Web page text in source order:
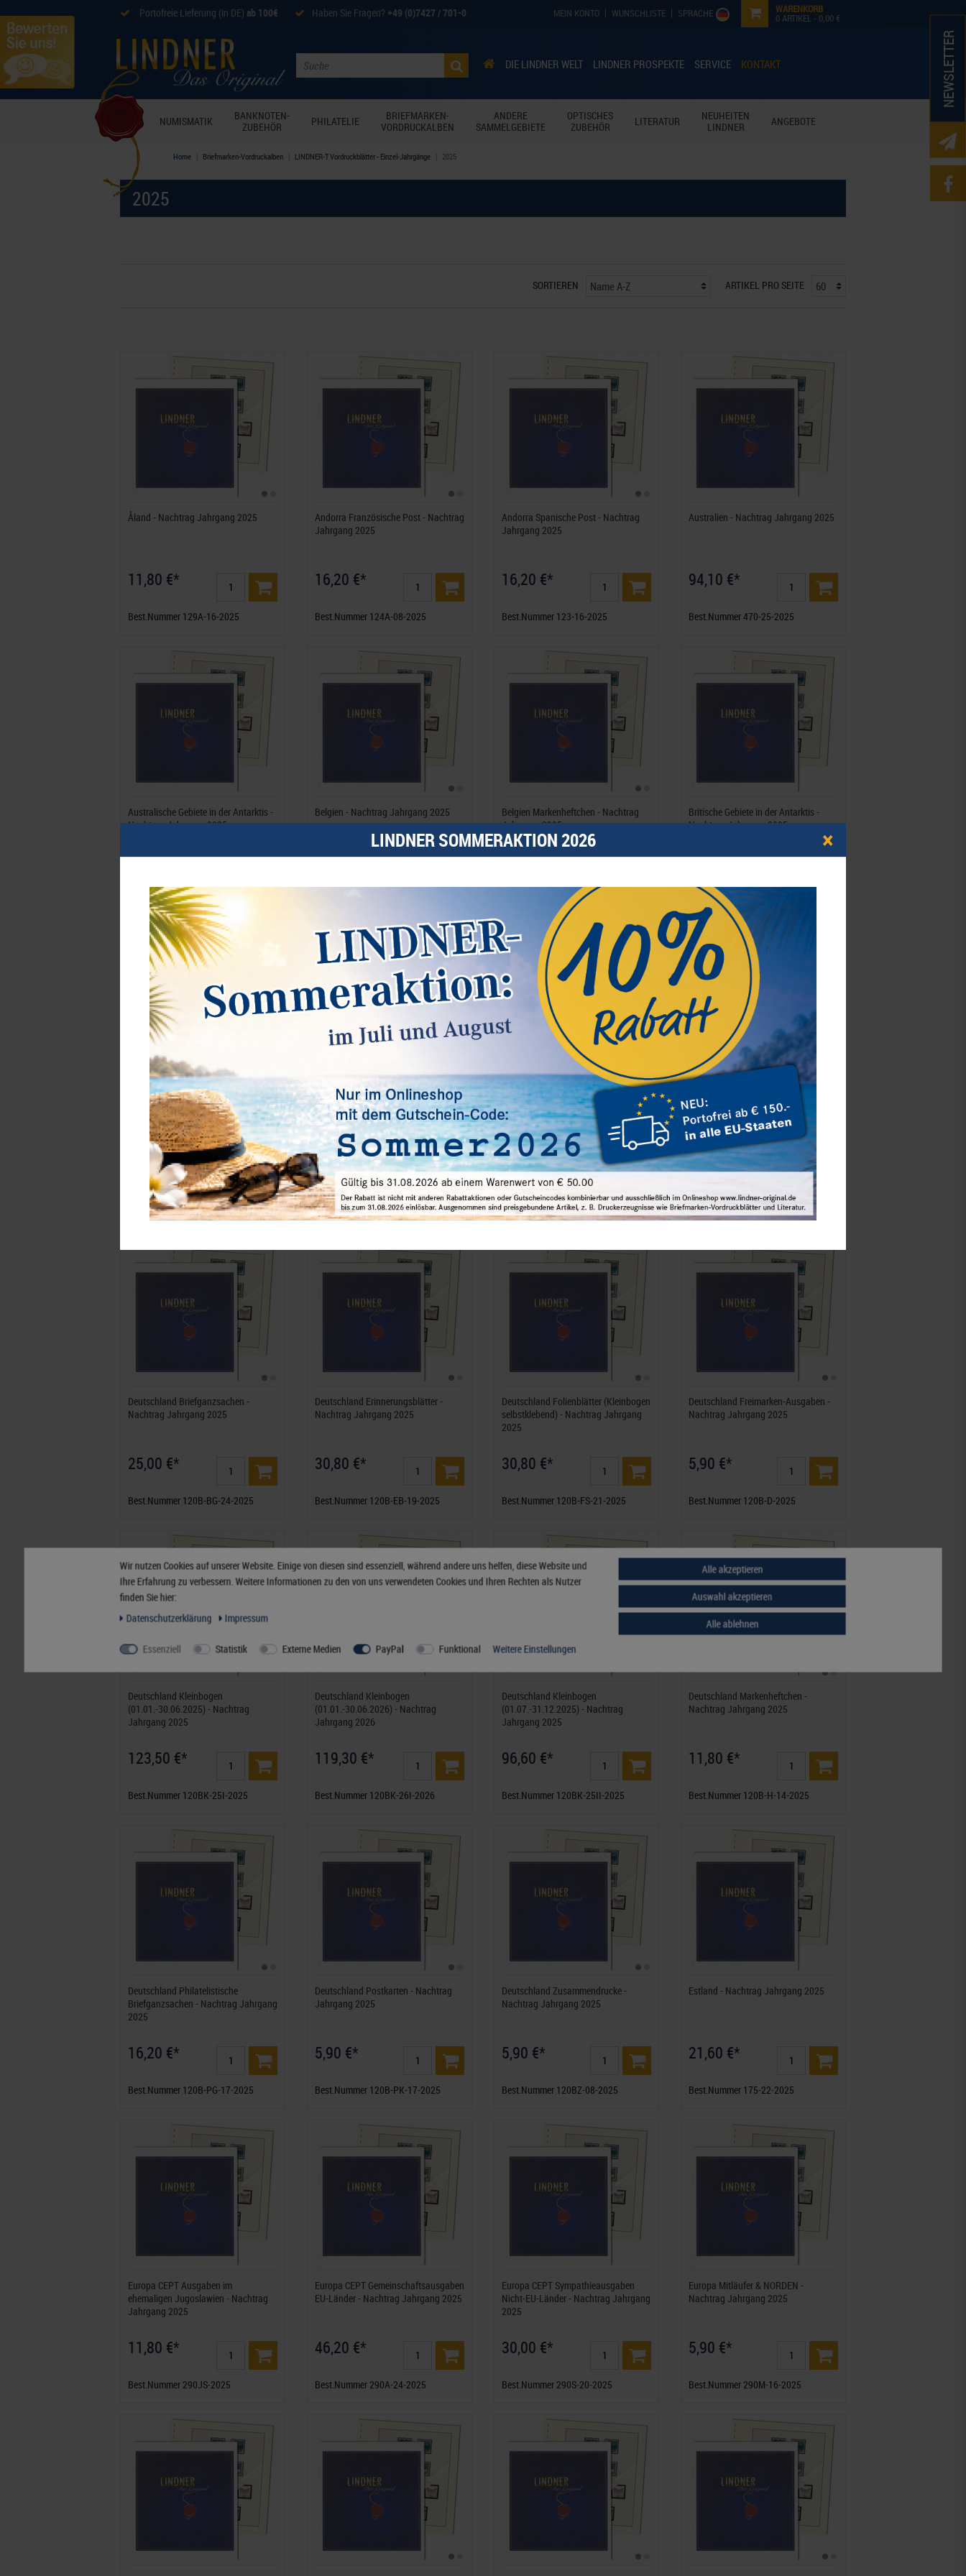
Portofreie Lieferung (in DE) ab 100€ Haben Sie Fragen? +49 (0)7427 / 701-0 MEIN KONTO WUNSCHLISTE SPRACHE WARENKORB
0ARTIKEL - 0,00 €
DIE LINDNER WELT LINDNER PROSPEKTE SERVICE KONTAKT NEWSLETTER
NUMISMATIK
BANKNOTEN-
ZUBEHÖR
PHILATELIE
BRIEFMARKEN-
VORDRUCKALBEN
ANDERE
SAMMELGEBIETE
OPTISCHES
ZUBEHÖR
LITERATUR
NEUHEITEN
LINDNER
ANGEBOTE
Home Briefmarken-Vordruckalben LINDNER-T Vordruckblätter - Einzel-Jahrgänge 2025
2025
SORTIEREN ARTIKEL PRO SEITE
Åland - Nachtrag Jahrgang 2025
11,80 €*
Best.Nummer 129A-16-2025
Andorra Französische Post - Nachtrag
Jahrgang 2025
16,20 €*
Best.Nummer 124A-08-2025
Andorra Spanische Post - Nachtrag
Jahrgang 2025
16,20 €*
Best.Nummer 123-16-2025
Australien - Nachtrag Jahrgang 2025
94,10 €*
Best.Nummer 470-25-2025
Australische Gebiete in der Antarktis -
Nachtrag Jahrgang 2025
Best.Nummer 471-2025
Belgien - Nachtrag Jahrgang 2025
Belgien Markenheftchen - Nachtrag
Jahrgang 2025
Best.Nummer 126R-16-2025
Britische Gebiete in der Antarktis -
Nachtrag Jahrgang 2025
Best.Nummer 405-09-2025
China, Volksrepublik - Nachtrag
Jahrgang 2025
50,40 €*
Best.Nummer 159-24-2025
Dänemark - Nachtrag Jahrgang 2025
16,20 €*
Best.Nummer 128-17-2025
Deutschland - Nachtrag Jahrgang
2025
46,20 €*
Best.Nummer 120B-24-2025
-15%
Deutschland - Nachtrag Jahrgang
2025, inklusive Ringbinder-Set (Best.-
Nr. 1124)
statt 123,20 €
Best.Nummer 120B-25-1124
Deutschland Briefganzsachen -
Nachtrag Jahrgang 2025
25,00 €*
Best.Nummer 120B-BG-24-2025
Deutschland Erinnerungsblätter -
Nachtrag Jahrgang 2025
30,80 €*
Best.Nummer 120B-EB-19-2025
Deutschland Folienblätter (Kleinbogen
selbstklebend) - Nachtrag Jahrgang
2025
30,80 €*
Best.Nummer 120B-FS-21-2025
Deutschland Freimarken-Ausgaben -
Nachtrag Jahrgang 2025
5,90 €*
Best.Nummer 120B-D-2025
Deutschland Kleinbogen
(01.01.-30.06.2025) - Nachtrag
Jahrgang 2025
123,50 €*
Best.Nummer 120BK-25I-2025
Deutschland Kleinbogen
(01.01.-30.06.2026) - Nachtrag
Jahrgang 2026
119,30 €*
Best.Nummer 120BK-26I-2026
Deutschland Kleinbogen
(01.07.-31.12.2025) - Nachtrag
Jahrgang 2025
96,60 €*
Best.Nummer 120BK-25II-2025
Deutschland Markenheftchen -
Nachtrag Jahrgang 2025
11,80 €*
Best.Nummer 120B-H-14-2025
Deutschland Philatelistische
Briefganzsachen - Nachtrag Jahrgang
2025
16,20 €*
Best.Nummer 120B-PG-17-2025
Deutschland Postkarten - Nachtrag
Jahrgang 2025
5,90 €*
Best.Nummer 120B-PK-17-2025
Deutschland Zusammendrucke -
Nachtrag Jahrgang 2025
5,90 €*
Best.Nummer 120BZ-08-2025
Estland - Nachtrag Jahrgang 2025
21,60 €*
Best.Nummer 175-22-2025
Europa CEPT Ausgaben im
ehemaligen Jugoslawien - Nachtrag
Jahrgang 2025
11,80 €*
Best.Nummer 290JS-2025
Europa CEPT Gemeinschaftsausgaben
EU-Länder - Nachtrag Jahrgang 2025
46,20 €*
Best.Nummer 290A-24-2025
Europa CEPT Sympathieausgaben
Nicht-EU-Länder - Nachtrag Jahrgang
2025
30,00 €*
Best.Nummer 290S-20-2025
Europa Mitläufer & NORDEN -
Nachtrag Jahrgang 2025
5,90 €*
Best.Nummer 290M-16-2025
LINDNER SOMMERAKTION 2026 ×
Wir nutzen Cookies auf unserer Website. Einige von diesen sind essenziell, während andere uns helfen, diese Website und
Ihre Erfahrung zu verbessern. Weitere Informationen zu den von uns verwendeten Cookies und Ihren Rechten als Nutzer
finden Sie hier:
Daten­schutz­erklärung
Impressum
Essenziell Statistik Externe Medien PayPal Funktional Weitere Einstellungen
Alle akzeptieren
Auswahl akzeptieren
Alle ablehnen